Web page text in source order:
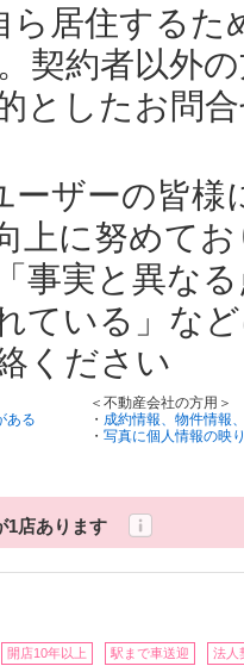
ら居住する
契約者以外
としたお問
ーザーの皆
上に努めて
事実と異な
ている」な
ください
ある
＜不動産会社の方用＞
・ 成約情報、物件情報
・ 写真に個人情報の映
1店あります
開店10年以上 駅まで車送迎 法人